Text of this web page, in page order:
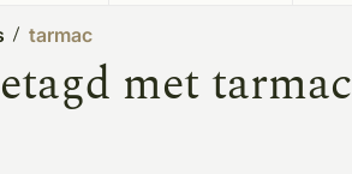
tarmac
met tarmac